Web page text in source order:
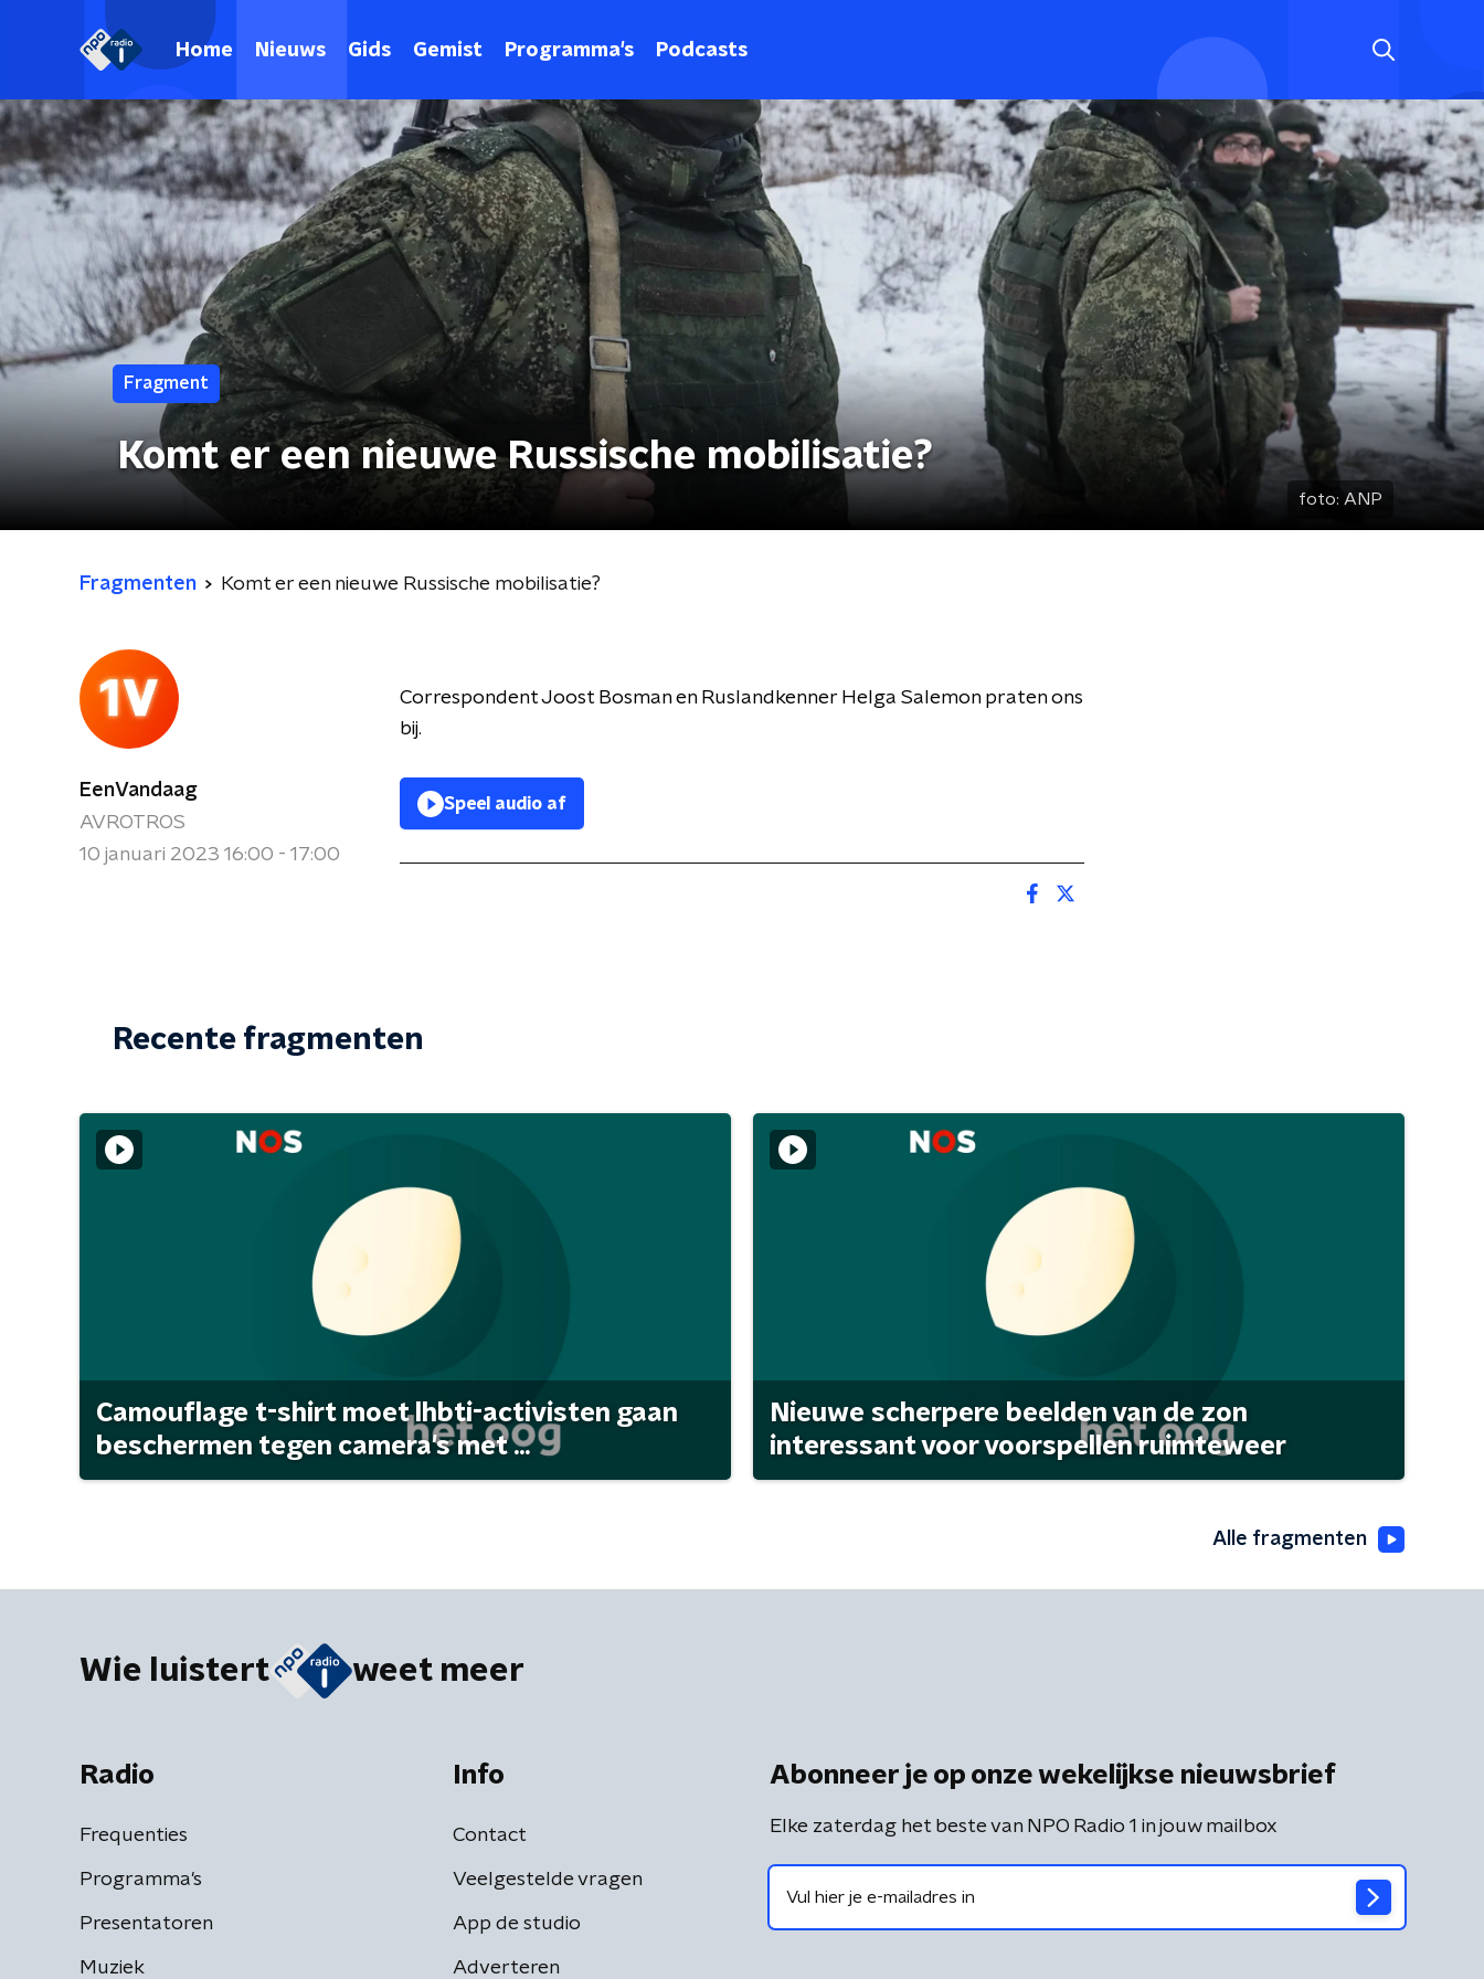
Home Nieuws Gids Gemist Programma's Podcasts
Fragment
Komt er een nieuwe Russische mobilisatie?
foto: ANP
Fragmenten Komt er een nieuwe Russische mobilisatie?
EenVandaag
AVROTROS
10 januari 2023 16:00 - 17:00
Correspondent Joost Bosman en Ruslandkenner Helga Salemon praten ons
bij.
Speel audio af
Recente fragmenten
Camouflage t-shirt moet lhbti-activisten gaan
beschermen tegen camera's met ...
Nieuwe scherpere beelden van de zon
interessant voor voorspellen ruimteweer
Alle fragmenten
Wie luistert weet meer
Radio
Frequenties
Programma's
Presentatoren
Muziek
Info
Contact
Veelgestelde vragen
App de studio
Adverteren
Abonneer je op onze wekelijkse nieuwsbrief
Elke zaterdag het beste van NPO Radio 1 in jouw mailbox